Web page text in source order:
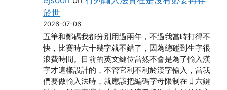
於世
2026-07-06
五筆和鄭碼我都分別用過兩年，不過我當時打得不
快，比賽時六十幾字就不錯了，因為總碰到生字很
浪費時間。目前的英文鍵位當然不會是為了輸入漢
字才這樣設計的，不管它利不利於漢字輸入，當我
們要做輸入法時，就應該把編碼字母限制在廿六鍵